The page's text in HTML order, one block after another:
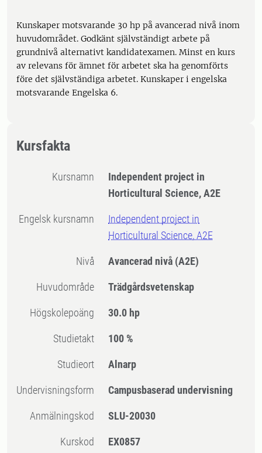
Kunskaper motsvarande 30 hp på avancerad nivå inom
huvudområdet. Godkänt självständigt arbete på
grundnivå alternativt kandidatexamen. Minst en kurs
av relevans för ämnet för arbetet ska ha genomförts
före det självständiga arbetet. Kunskaper i engelska
motsvarande Engelska 6.
Kursfakta
Kursnamn
Independent project in
Horticultural Science, A2E
Engelsk kursnamn
Independent project in
Horticultural Science, A2E
Nivå Avancerad nivå (A2E)
Huvudområde Trädgårdsvetenskap
högskolepoäng 30.0 hp
Studietakt 100 %
Studieort Alnarp
Undervisningsform Campusbaserad undervisning
Anmälningskod SLU-20030
Kurskod EX0857